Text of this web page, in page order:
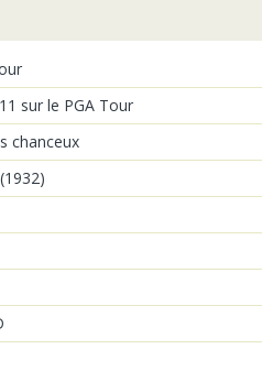
sur le PGA Tour
chanceux